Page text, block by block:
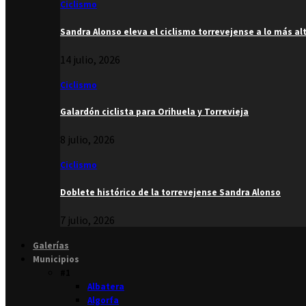
Ciclismo
Sandra Alonso eleva el ciclismo torrevejense a lo más
14 julio, 2026
Ciclismo
Galardón ciclista para Orihuela y Torrevieja
8 julio, 2026
Ciclismo
Doblete histórico de la torrevejense Sandra Alonso
7 julio, 2026
Galerías
Municipios
Albatera
Algorfa